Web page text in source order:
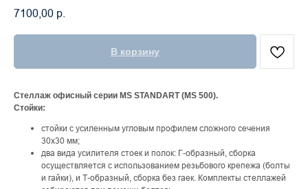
7100,00 р.
В корзину
Стеллаж офисный серии MS STANDART (MS 500).
Стойки:
стойки с усиленным угловым профилем сложного сечения
30х30 мм;
два вида усилителя стоек и полок: Г-образный, сборка
осуществляется с использованием резьбового крепежа (болты
и гайки), и Т-образный, сборка без гаек. Комплекты стеллажей